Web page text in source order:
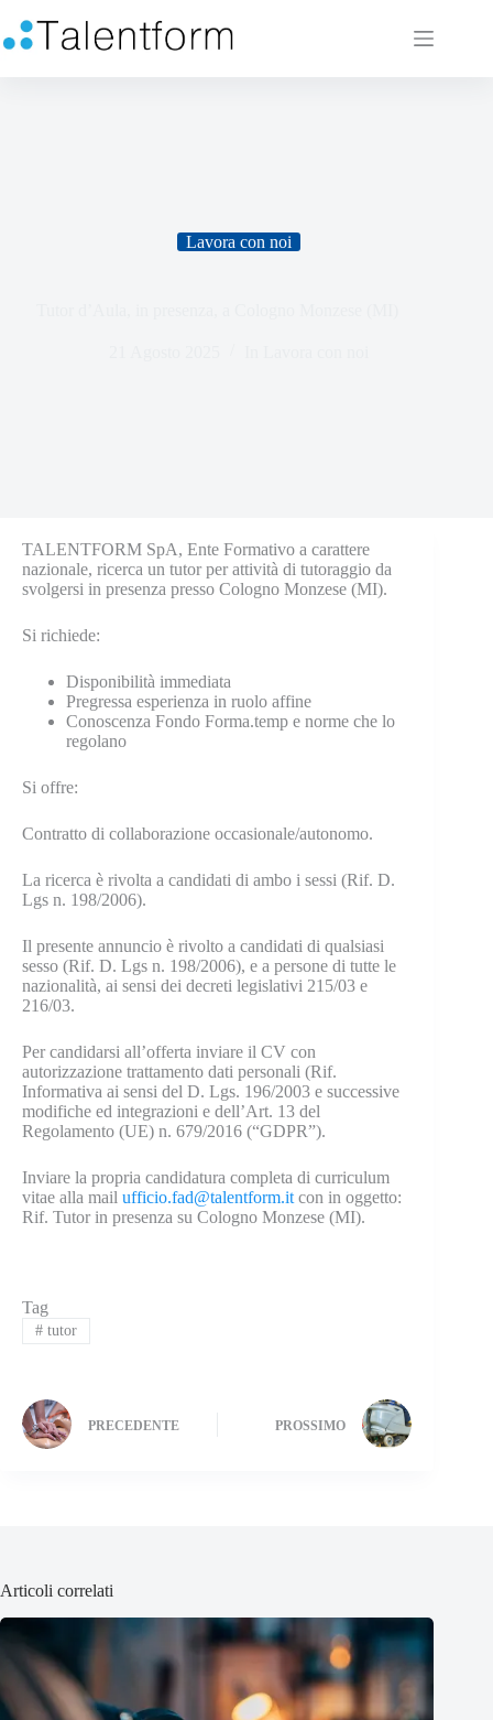
Lavora con noi
TALENTFORM SpA, Ente Formativo a carattere
nazionale, ricerca un tutor per attività di tutoraggio da
svolgersi in presenza presso Cologno Monzese (MI).
Si richiede:
Disponibilità immediata
Pregressa esperienza in ruolo affine
Conoscenza Fondo Forma.temp e norme che lo
regolano
Si offre:
Contratto di collaborazione occasionale/autonomo.
La ricerca è rivolta a candidati di ambo i sessi (Rif. D.
Lgs n. 198/2006).
Il presente annuncio è rivolto a candidati di qualsiasi
sesso (Rif. D. Lgs n. 198/2006), e a persone di tutte le
nazionalità, ai sensi dei decreti legislativi 215/03 e
216/03.
Per candidarsi all’offerta inviare il CV con
autorizzazione trattamento dati personali (Rif.
Informativa ai sensi del D. Lgs. 196/2003 e successive
modifiche ed integrazioni e dell’Art. 13 del
Regolamento (UE) n. 679/2016 (“GDPR”).
Inviare la propria candidatura completa di curriculum
vitae alla mail ufficio.fad@talentform.it con in oggetto:
Rif. Tutor in presenza su Cologno Monzese (MI).
Tag
#tutor
PRECEDENTE PROSSIMO
Articoli correlati